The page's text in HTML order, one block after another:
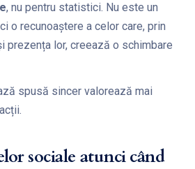
, nu pentru statistici. Nu este un
o recunoaștere a celor care, prin
prezența lor, creează o schimbare
spusă sincer valorează mai
sociale atunci când